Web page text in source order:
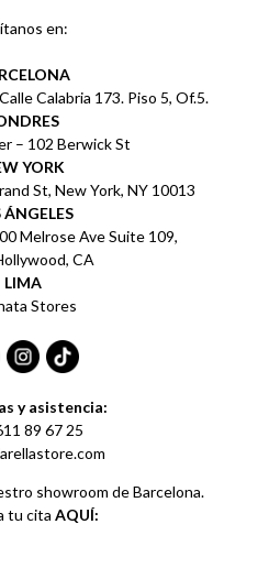
en:
Calle Calabria 173. Piso 5, Of.5.
– 102 Berwick St
YORK
St, New York, NY 10013
ÁNGELES
Melrose Ave Suite 109,
CA
LIMA
Stores
y asistencia:
89 67 25
showroom de Barcelona.
tu cita AQUÍ: